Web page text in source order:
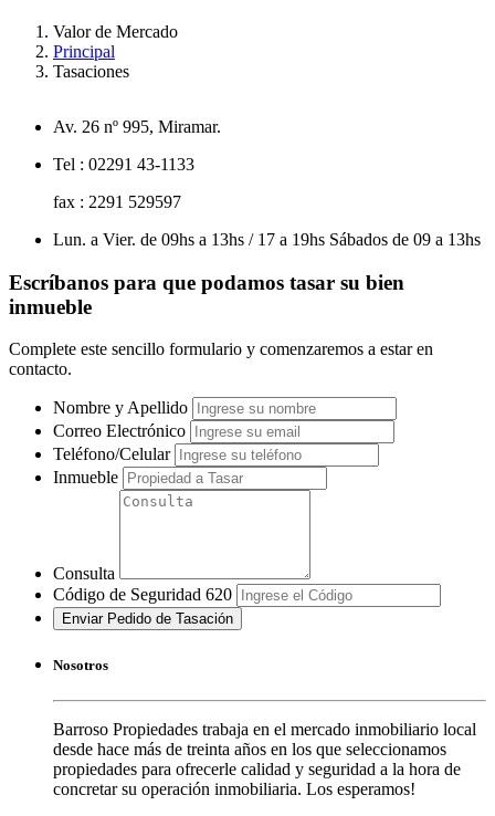
Valor de Mercado
Principal
Tasaciones
+
−
Av. 26 nº 995, Miramar.
Tel : 02291 43-1133
fax : 2291 529597
Lun. a Vier. de 09hs a 13hs / 17 a 19hs Sábados de 09 a 13hs
Escríbanos para que podamos tasar su bien
inmueble
Complete este sencillo formulario y comenzaremos a estar en
contacto.
Nombre y Apellido
Correo Electrónico
Teléfono/Celular
Inmueble
Consulta
Código de Seguridad 620
Enviar Pedido de Tasación
Nosotros
Barroso Propiedades trabaja en el mercado inmobiliario local
desde hace más de treinta años en los que seleccionamos
propiedades para ofrecerle calidad y seguridad a la hora de
concretar su operación inmobiliaria. Los esperamos!